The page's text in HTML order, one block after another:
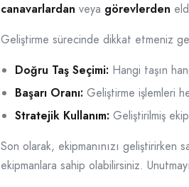
canavarlardan veya görevlerden
Geliştirme sürecinde dikkat etmeniz
Doğru Taş Seçimi: Hangi taşın
Başarı Oranı: Geliştirme işlemleri
Stratejik Kullanım: Geliştirilmiş
Son olarak, ekipmanınızı geliştirirken
ekipmanlara sahip olabilirsiniz.